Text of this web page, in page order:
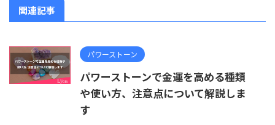
関連記事
パワーストーン
パワーストーンで金運を高める種類
や使い方、注意点について解説しま
す